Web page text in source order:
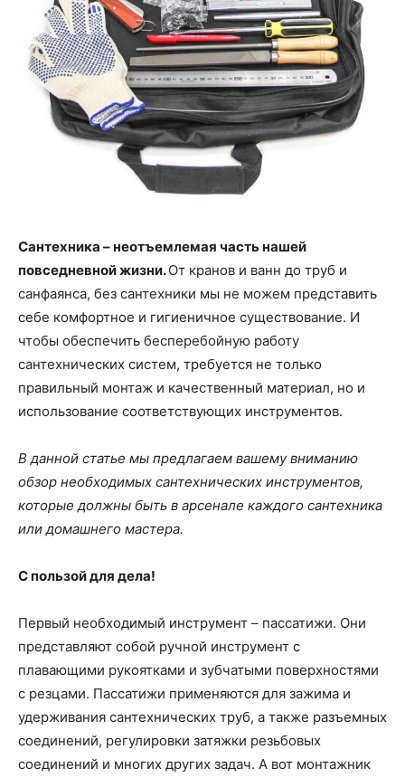
Сантехника – неотъемлемая часть нашей
повседневной жизни.От кранов и ванн до труб и
санфаянса, без сантехники мы не можем представить
себе комфортное и гигиеничное существование. И
чтобы обеспечить бесперебойную работу
сантехнических систем, требуется не только
правильный монтаж и качественный материал, но и
использование соответствующих инструментов.
В данной статье мы предлагаем вашему вниманию
обзор необходимых сантехнических инструментов,
которые должны быть в арсенале каждого сантехника
или домашнего мастера.
С пользой для дела!
Первый необходимый инструмент – пассатижи. Они
представляют собой ручной инструмент с
плавающими рукоятками и зубчатыми поверхностями
с резцами. Пассатижи применяются для зажима и
удерживания сантехнических труб, а также разъемных
соединений, регулировки затяжки резьбовых
соединений и многих других задач. А вот монтажник